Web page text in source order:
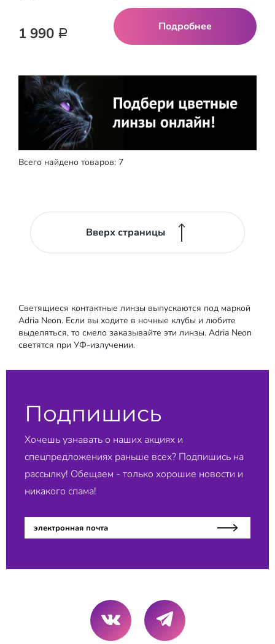
1 990 Р
Подробнее
Всего найдено товаров: 7
Вверх страницы
Светящиеся контактные линзы выпускаются под маркой
Adria Neon. Если вы ходите в ночные клубы и любите
выделяться, то смело заказывайте эти линзы. Adria Neon
светятся при УФ-излучении.
Подпишись
Хочешь узнавать о наших акциях и
спецпредложениях раньше всех? Подпишись на
рассылку! Обещаем - только хорошие новости и
никакого спама!